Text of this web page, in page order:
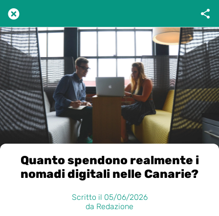
Quanto spendono realmente i
nomadi digitali nelle Canarie?
Scritto il 05/06/2026
da Redazione